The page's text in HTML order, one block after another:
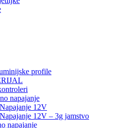
profile
napajanje
Napajanje 12V
Napajanje 12V – 3g jamstvo
napajanje